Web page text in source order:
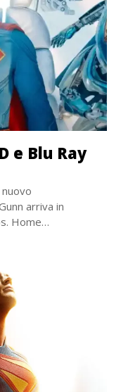
e Blu Ray
arriva in
Home